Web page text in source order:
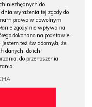
niezbędnych do
wyrażenia tej zgody do
prawo w dowolnym
zgody nie wpływa na
dokonano na podstawie
też świadomy/a, że
danych, do ich
do przenoszenia